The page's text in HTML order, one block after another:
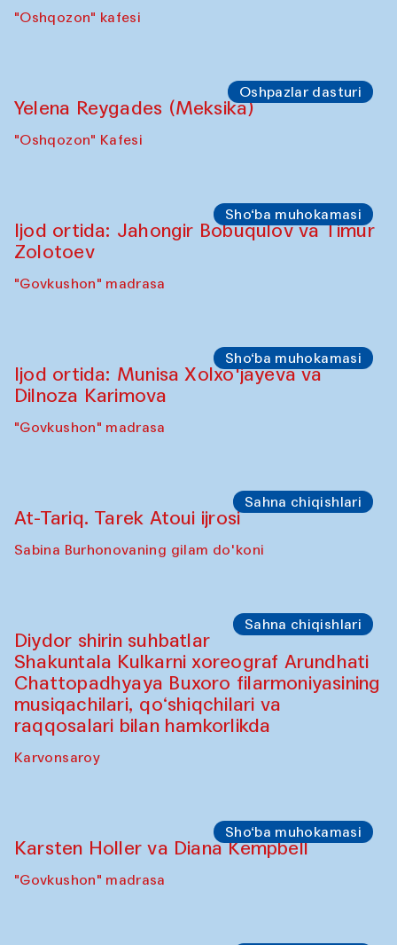
"Oshqozon" kafesi
Oshpazlar dasturi
Yelena Reygades (Meksika)
"Oshqozon" Kafesi
Sho‘ba muhokamasi
Ijod ortida: Jahongir Bobuqulov va Timur
Zolotoev
"Govkushon" madrasa
Sho‘ba muhokamasi
Ijod ortida: Munisa Xolxo'jayeva va
Dilnoza Karimova
"Govkushon" madrasa
Sahna chiqishlari
At-Tariq. Tarek Atoui ijrosi
Sabina Burhonovaning gilam do'koni
Sahna chiqishlari
Diydor shirin suhbatlar
Shakuntala Kulkarni xoreograf Arundhati
Chattopadhyaya Buxoro filarmoniyasining
musiqachilari, qo‘shiqchilari va
raqqosalari bilan hamkorlikda
Karvonsaroy
Sho‘ba muhokamasi
Karsten Holler va Diana Kempbell
"Govkushon" madrasa